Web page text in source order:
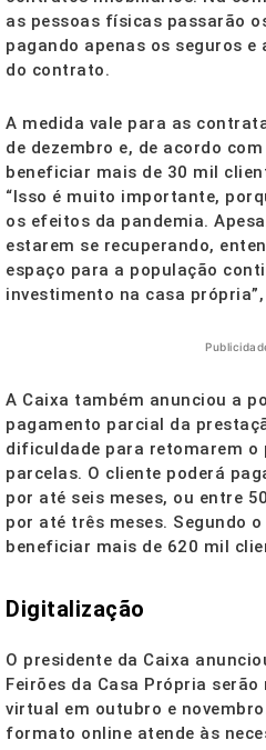
as pessoas físicas passarão
pagando apenas os seguros
do contrato.
A medida vale para as
de dezembro e, de acordo
beneficiar mais de 30 mil
“Isso é muito importante,
os efeitos da pandemia.
estarem se recuperando,
espaço para a população
investimento na casa
A Caixa também anunciou a
pagamento parcial da
dificuldade para retomarem o
parcelas. O cliente poderá
por até seis meses, ou entre
por até três meses. Segundo
beneficiar mais de 620 mil
Digitalização
O presidente da Caixa
Feirões da Casa Própria
virtual em outubro e
formato online atende às